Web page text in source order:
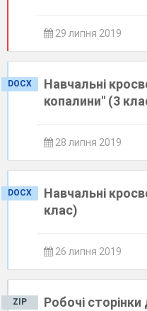
29 липня 2019
DOCX
Навчальні
копалини" (3
28 липня 2019
DOCX
Навчальні
клас)
26 липня 2019
ZIP
Робочі